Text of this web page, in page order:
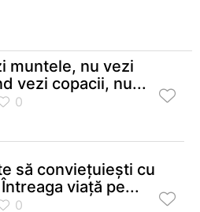
muntele, nu vezi
vezi copacii, nu...
să convieţuieşti cu
viaţă pe...